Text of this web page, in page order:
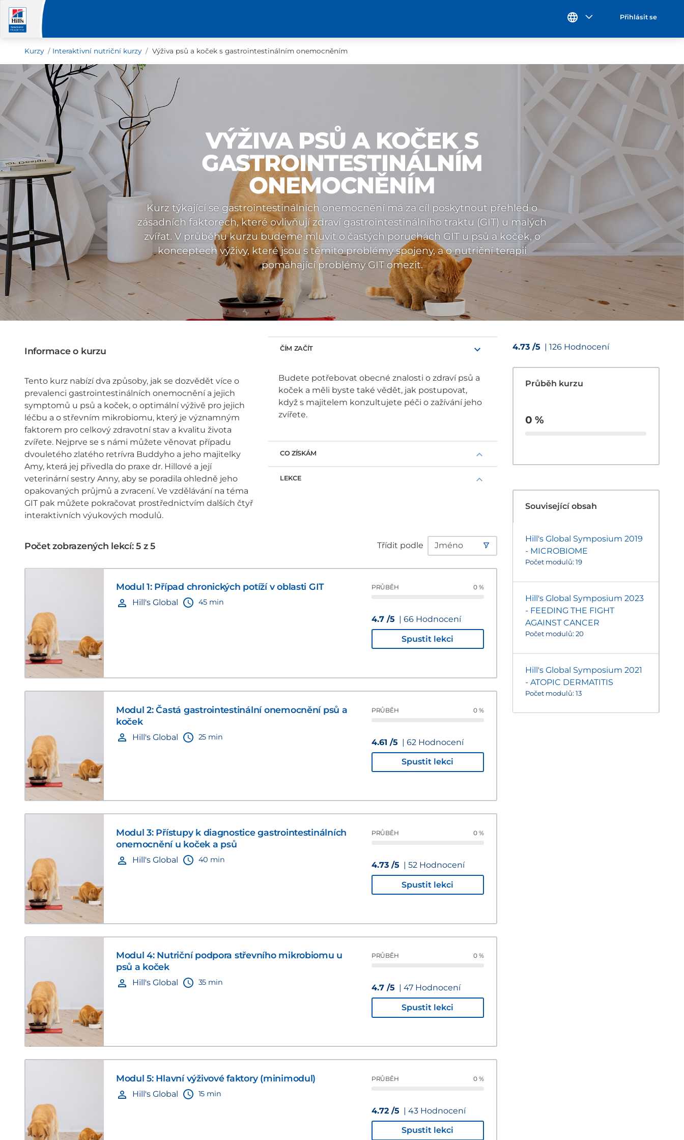
Přihlásit se
Kurzy Interaktivní nutriční kurzy Výživa psů a koček s gastrointestinálním onemocněním
VÝŽIVA PSŮ A KOČEK S
GASTROINTESTINÁLNÍM
ONEMOCNĚNÍM
Kurz týkající se gastrointestinálních onemocnění má za cíl poskytnout přehled o
zásadních faktorech, které ovlivňují zdraví gastrointestinálního traktu (GIT) u malých
zvířat. V průběhu kurzu budeme mluvit o častých poruchách GIT u psů a koček, o
konceptech výživy, které jsou s těmito problémy spojeny, a o nutriční terapii
pomáhající problémy GIT omezit.
Informace o kurzu
Tento kurz nabízí dva způsoby, jak se dozvědět více o
prevalenci gastrointestinálních onemocnění a jejich
symptomů u psů a koček, o optimální výživě pro jejich
léčbu a o střevním mikrobiomu, který je významným
faktorem pro celkový zdravotní stav a kvalitu života
zvířete. Nejprve se s námi můžete věnovat případu
dvouletého zlatého retrívra Buddyho a jeho majitelky
Amy, která jej přivedla do praxe dr. Hillové a její
veterinární sestry Anny, aby se poradila ohledně jeho
opakovaných průjmů a zvracení. Ve vzdělávání na téma
GIT pak můžete pokračovat prostřednictvím dalších čtyř
interaktivních výukových modulů.
ČÍM ZAČÍT
Budete potřebovat obecné znalosti o zdraví psů a
koček a měli byste také vědět, jak postupovat,
když s majitelem konzultujete péči o zažívání jeho
zvířete.
CO ZÍSKÁM
LEKCE
Počet zobrazených lekcí: 5 z 5 Třídit podle
Modul 1: Případ chronických potíží v oblasti GIT
Hill's Global 45 min
PRŮBĚH 0 %
4.7 /5 | 66 Hodnocení
Spustit lekci
Modul 2: Častá gastrointestinální onemocnění psů a
koček
Hill's Global 25 min
PRŮBĚH 0 %
4.61 /5 | 62 Hodnocení
Spustit lekci
Modul 3: Přístupy k diagnostice gastrointestinálních
onemocnění u koček a psů
Hill's Global 40 min
PRŮBĚH 0 %
4.73 /5 | 52 Hodnocení
Spustit lekci
Modul 4: Nutriční podpora střevního mikrobiomu u
psů a koček
Hill's Global 35 min
PRŮBĚH 0 %
4.7 /5 | 47 Hodnocení
Spustit lekci
Modul 5: Hlavní výživové faktory (minimodul)
Hill's Global 15 min
PRŮBĚH 0 %
4.72 /5 | 43 Hodnocení
Spustit lekci
4.73 /5 | 126 Hodnocení
Průběh kurzu
0 %
Související obsah
Hill's Global Symposium 2019
- MICROBIOME
Počet modulů: 19
Hill's Global Symposium 2023
- FEEDING THE FIGHT
AGAINST CANCER
Počet modulů: 20
Hill's Global Symposium 2021
- ATOPIC DERMATITIS
Počet modulů: 13